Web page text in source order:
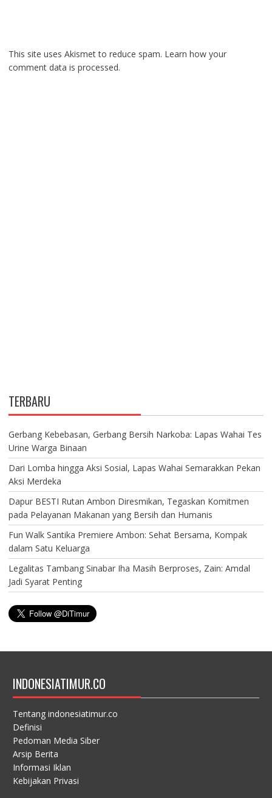
This site uses Akismet to reduce spam. Learn how your
comment data is processed.
TERBARU
Gerbang Kebebasan, Gerbang Bersih Narkoba: Lapas Wahai Tes
Urine Warga Binaan
Dari Lomba hingga Aksi Sosial, Lapas Wahai Semarakkan Pekan
Aksi Merdeka
Dapur BESTI Rutan Ambon Diresmikan, Tegaskan Komitmen
pada Pelayanan Makanan yang Bersih dan Humanis
Fun Walk Santika Premiere Ambon: Sehat Bersama, Kompak
dalam Satu Keluarga
Legalitas Tambang Sinabar Iha Masih Berproses, Zain: Amdal
Jadi Syarat Penting
INDONESIATIMUR.CO
Tentang indonesiatimur.co
Definisi
Pedoman Media Siber
Arsip Berita
Informasi Iklan
Kebijakan Privasi